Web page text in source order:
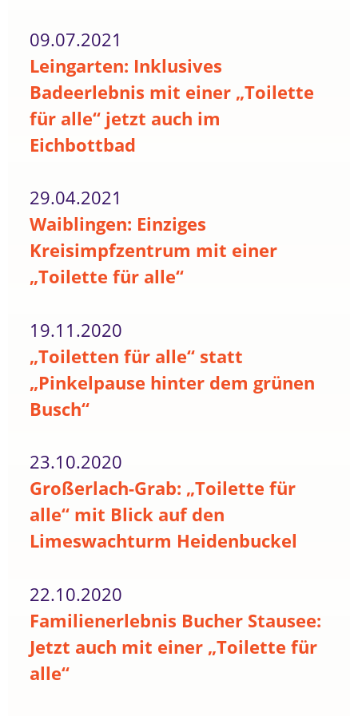
09.07.2021
Leingarten: Inklusives
Badeerlebnis mit einer „Toilette
für alle“ jetzt auch im
Eichbottbad
29.04.2021
Waiblingen: Einziges
Kreisimpfzentrum mit einer
„Toilette für alle“
19.11.2020
„Toiletten für alle“ statt
„Pinkelpause hinter dem grünen
Busch“
23.10.2020
Großerlach-Grab: „Toilette für
alle“ mit Blick auf den
Limeswachturm Heidenbuckel
22.10.2020
Familienerlebnis Bucher Stausee:
Jetzt auch mit einer „Toilette für
alle“